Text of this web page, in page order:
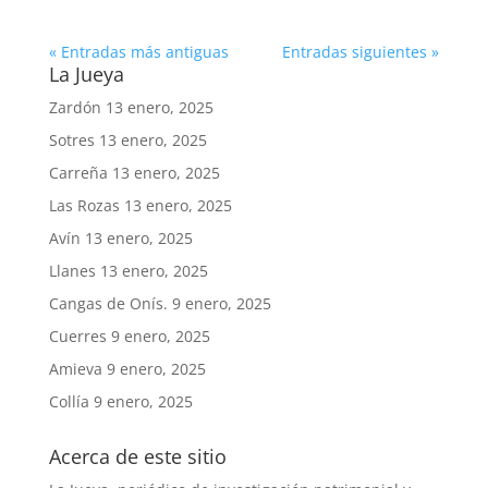
« Entradas más antiguas Entradas siguientes »
La Jueya
Zardón 13 enero, 2025
Sotres 13 enero, 2025
Carreña 13 enero, 2025
Las Rozas 13 enero, 2025
Avín 13 enero, 2025
Llanes 13 enero, 2025
Cangas de Onís. 9 enero, 2025
Cuerres 9 enero, 2025
Amieva 9 enero, 2025
Collía 9 enero, 2025
Acerca de este sitio